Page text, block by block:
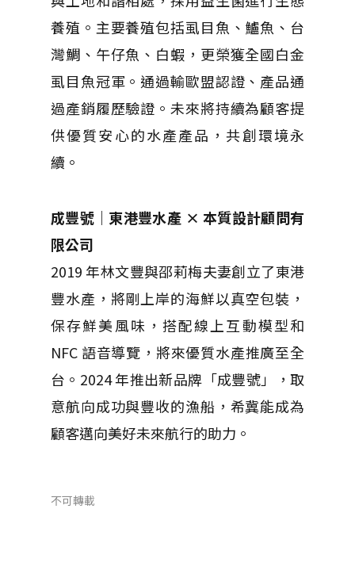
養殖。主要養殖包括虱目魚、鱸魚、台
灣鯛、午仔魚、白蝦，更榮獲全國白金
虱目魚冠軍。通過輸歐盟認證、產品通
過產銷履歷驗證。未來將持續為顧客提
供優質安心的水產產品，共創環境永
續。
成豐號｜東港豐水產 × 本質設計顧問有
限公司
2019 年林文豐與邵莉梅夫妻創立了東港
豐水產，將剛上岸的海鮮以真空包裝，
保存鮮美風味，搭配線上互動模型和
NFC 語音導覽，將來優質水產推廣至全
台。2024 年推出新品牌「成豐號」，取
意航向成功與豐收的漁船，希冀能成為
顧客邁向美好未來航行的助力。
不可轉載